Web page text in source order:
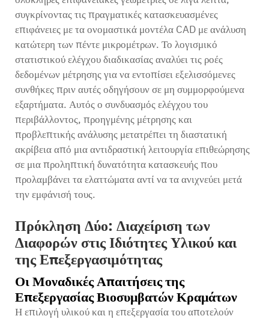
συγκρίνοντας τις πραγματικές κατασκευασμένες
επιφάνειες με τα ονομαστικά μοντέλα CAD με ανάλυση
κατώτερη των πέντε μικρομέτρων. Το λογισμικό
στατιστικού ελέγχου διαδικασίας αναλύει τις ροές
δεδομένων μέτρησης για να εντοπίσει εξελισσόμενες
συνθήκες πριν αυτές οδηγήσουν σε μη συμμορφούμενα
εξαρτήματα. Αυτός ο συνδυασμός ελέγχου του
περιβάλλοντος, προηγμένης μέτρησης και
προβλεπτικής ανάλυσης μετατρέπει τη διαστατική
ακρίβεια από μια αντιδραστική λειτουργία επιθεώρησης
σε μια προληπτική δυνατότητα κατασκευής που
προλαμβάνει τα ελαττώματα αντί να τα ανιχνεύει μετά
την εμφάνισή τους.
Πρόκληση Δύο: Διαχείριση των
Διαφορών στις Ιδιότητες Υλικού και
της Επεξεργασιμότητας
Οι Μοναδικές Απαιτήσεις της
Επεξεργασίας Βιοσυμβατών Κραμάτων
Η επιλογή υλικού και η επεξεργασία του αποτελούν